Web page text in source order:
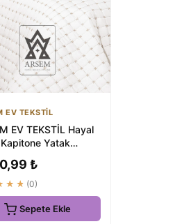
EV TEKSTİL
EV TEKSTİL Hayal
Yatak
₺
(0)
Sepete Ekle